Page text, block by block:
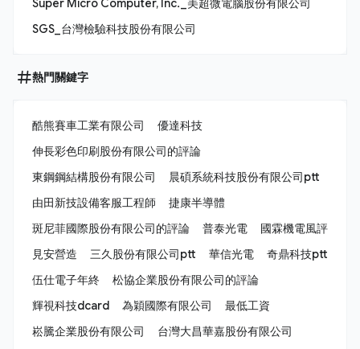
Super Micro Computer, Inc._美超微電腦股份有限公司
SGS_台灣檢驗科技股份有限公司
熱門關鍵字
酷熊賽車工業有限公司
優達科技
伸長彩色印刷股份有限公司的評論
東鋼鋼結構股份有限公司
晨碩系統科技股份有限公司ptt
由田新技設備客服工程師
捷康半導體
斑尼菲國際股份有限公司的評論
普泰光電
國霖機電風評
見安營造
三久股份有限公司ptt 華信光電
奇鼎科技ptt
伍仕電子年終
松協企業股份有限公司的評論
輝視科技dcard
為穎國際有限公司
最低工資
崧騰企業股份有限公司
台灣大昌華嘉股份有限公司